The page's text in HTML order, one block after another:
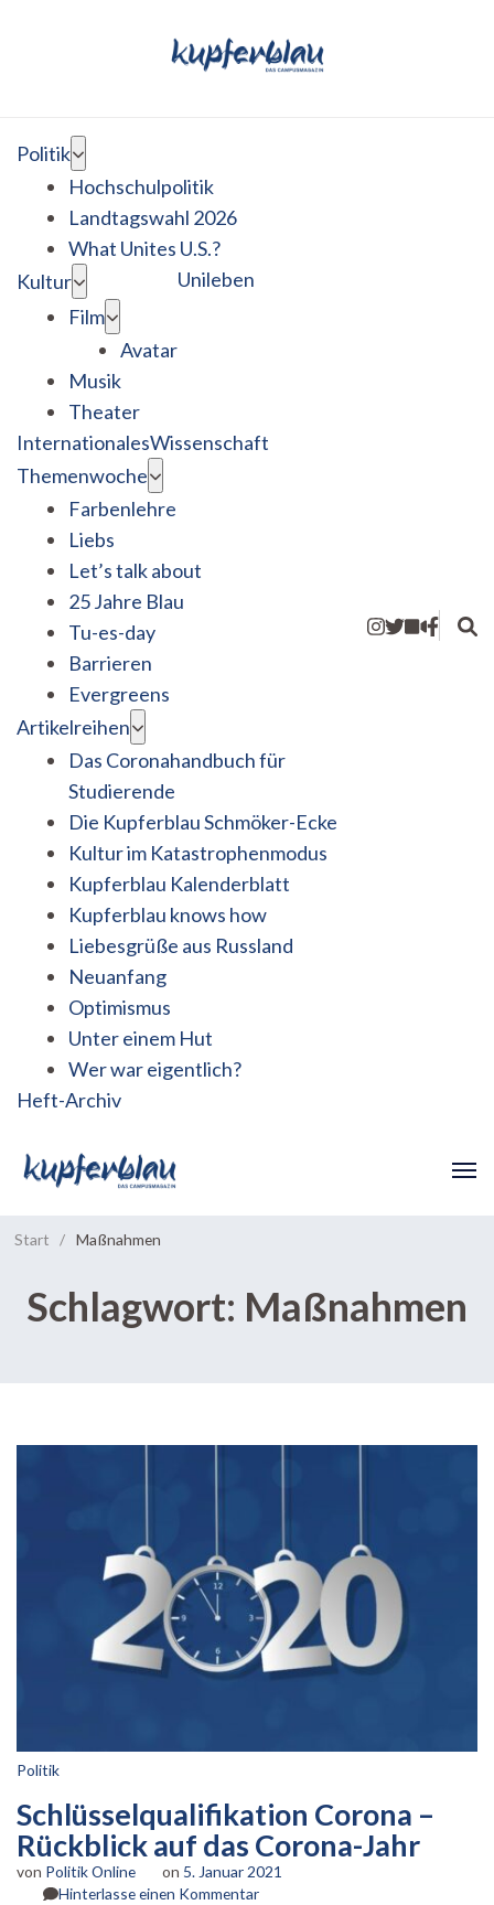
Politik
Hochschulpolitik
Landtagswahl 2026
What Unites U.S.?
Kultur
Film
Avatar
Musik
Theater
Unileben
InternationalesWissenschaft
Themenwoche
Farbenlehre
Liebs
Let’s talk about
25 Jahre Blau
Tu-es-day
Barrieren
Evergreens
Artikelreihen
Das Coronahandbuch für
Studierende
Die Kupferblau Schmöker-Ecke
Kultur im Katastrophenmodus
Kupferblau Kalenderblatt
Kupferblau knows how
Liebesgrüße aus Russland
Neuanfang
Optimismus
Unter einem Hut
Wer war eigentlich?
Heft-Archiv
Start / Maßnahmen
Schlagwort: Maßnahmen
Politik
Schlüsselqualifikation Corona –
Rückblick auf das Corona-Jahr
von Politik Online on 5. Januar 2021
Hinterlasse einen Kommentarzu